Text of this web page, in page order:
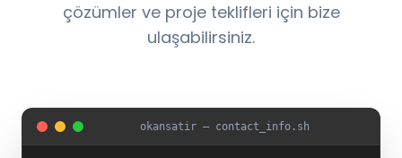
çözümler ve proje teklifleri için bize
ulaşabilirsiniz.
okansatir — contact_info.sh